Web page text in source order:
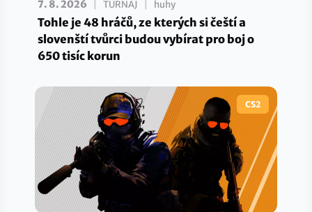
7. 8. 2026 TURNAJ huhy
Tohle je 48 hráčů, ze kterých si čeští a
slovenští tvůrci budou vybírat pro boj o
650 tisíc korun
CS2